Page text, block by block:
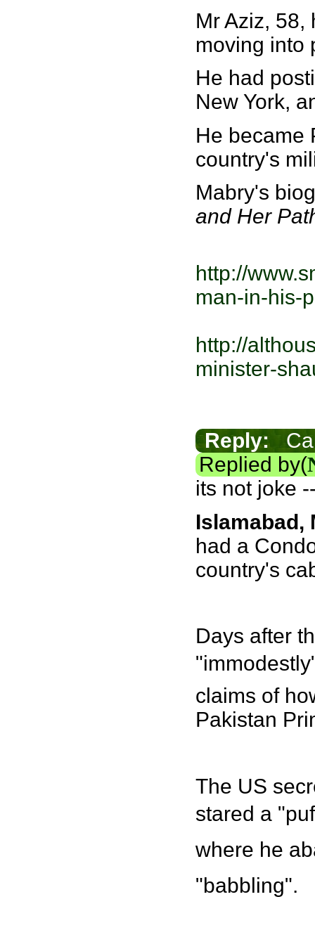
Mr Aziz,
moving into
He had
New York,
He became
country's
Mabry's
and Her
http://
man-in-his-
http://
minister-
Reply:
Replied by(
its not joke
Islamabad,
had a
country's
Days after
claims of
Pakistan
The US
stared a
where he
"babbling".